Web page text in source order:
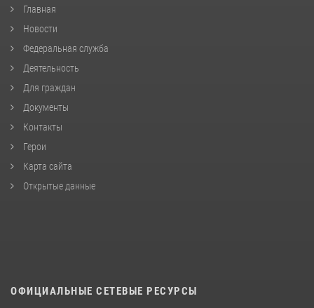
Главная
Новости
Федеральная служба
Деятельность
Для граждан
Документы
Контакты
Герои
Карта сайта
Открытые данные
ОФИЦИАЛЬНЫЕ СЕТЕВЫЕ РЕСУРСЫ